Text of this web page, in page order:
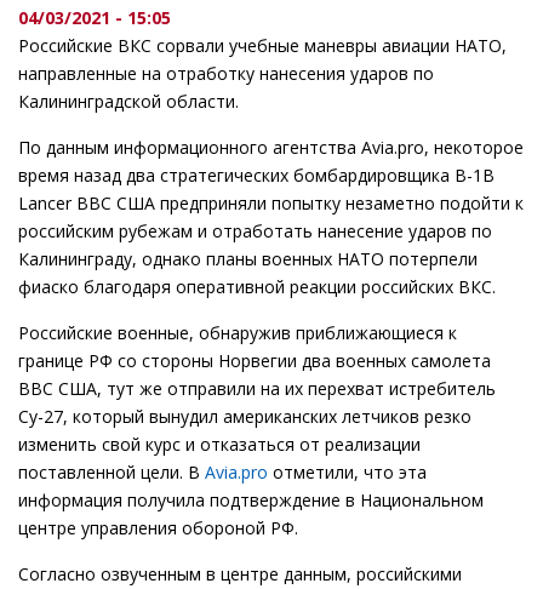
04/03/2021 - 15:05
Российские ВКС сорвали учебные маневры авиации НАТО,
направленные на отработку нанесения ударов по
Калининградской области.
По данным информационного агентства Avia.pro, некоторое
время назад два стратегических бомбардировщика B-1B
Lancer ВВС США предприняли попытку незаметно подойти к
российским рубежам и отработать нанесение ударов по
Калининграду, однако планы военных НАТО потерпели
фиаско благодаря оперативной реакции российских ВКС.
Российские военные, обнаружив приближающиеся к
границе РФ со стороны Норвегии два военных самолета
ВВС США, тут же отправили на их перехват истребитель
Су-27, который вынудил американских летчиков резко
изменить свой курс и отказаться от реализации
поставленной цели. В Avia.pro отметили, что эта
информация получила подтверждение в Национальном
центре управления обороной РФ.
Согласно озвученным в центре данным, российскими